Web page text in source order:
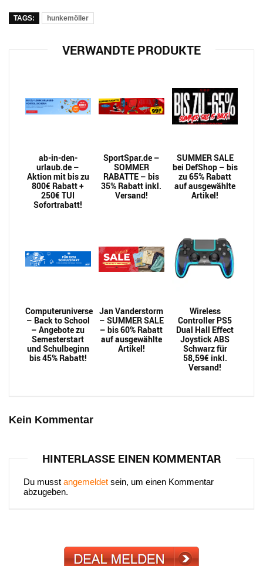
TAGS: hunkemöller
VERWANDTE PRODUKTE
ab-in-den-
urlaub.de –
Aktion mit bis zu
800€ Rabatt +
250€ TUI
Sofortrabatt!
SportSpar.de –
SOMMER
RABATTE – bis
35% Rabatt inkl.
Versand!
SUMMER SALE
bei DefShop – bis
zu 65% Rabatt
auf ausgewählte
Artikel!
Computeruniverse
– Back to School
– Angebote zu
Semesterstart
und Schulbeginn
bis 45% Rabatt!
Jan Vanderstorm
– SUMMER SALE
– bis 60% Rabatt
auf ausgewählte
Artikel!
Wireless
Controller PS5
Dual Hall Effect
Joystick ABS
Schwarz für
58,59€ inkl.
Versand!
Kein Kommentar
HINTERLASSE EINEN KOMMENTAR
Du musst angemeldet sein, um einen Kommentar
abzugeben.